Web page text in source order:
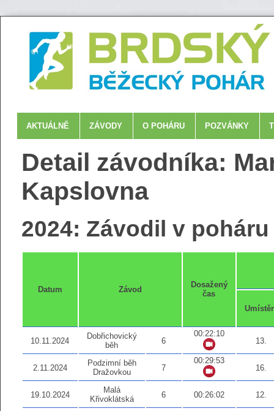
AKTUÁLNĚ ZÁVODY O POHÁRU POZVÁNKY
Detail závodníka:
Kapslovna
2024: Závodil v
Datum Závod
Dosažený
čas
10.11.2024
Dobřichovický
běh
6
00:22:10
13.
2.11.2024
Podzimní běh
Dražovkou
7
00:29:53
16.
19.10.2024
Malá
Křivoklátská
6 00:26:02 12.